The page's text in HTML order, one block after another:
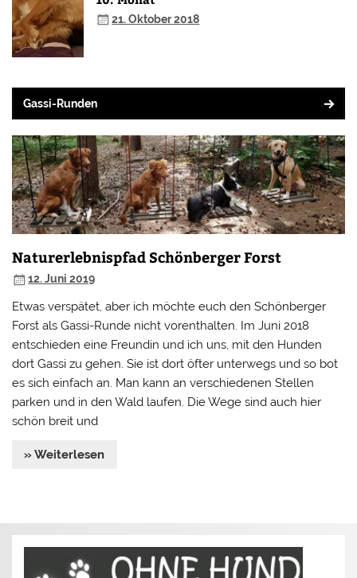
21. Oktober 2018
Gassi-Runden
Naturerlebnispfad Schönberger Forst
12. Juni 2019
Etwas verspätet, aber ich möchte euch den Schönberger
Forst als Gassi-Runde nicht vorenthalten. Im Juni 2018
entschieden eine Freundin und ich uns, mit den Hunden
dort Gassi zu gehen. Sie ist dort öfter unterwegs und so bot
es sich einfach an. Man kann an verschiedenen Stellen
parken und in den Wald laufen. Die Wege sind auch hier
schön breit und
» Weiterlesen